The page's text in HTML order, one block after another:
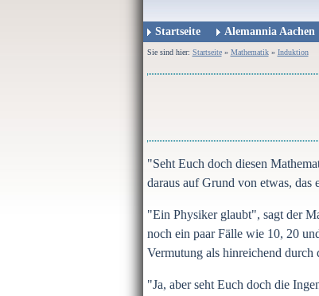
Startseite Alemannia Aachen
Sie sind hier: Startseite» Mathematik» Induktion
"Seht Euch doch diesen
daraus auf Grund von etwas,
"Ein Physiker glaubt", sagt der
noch ein paar Fälle wie 10, 20
Vermutung als hinreichend
"Ja, aber seht Euch doch die